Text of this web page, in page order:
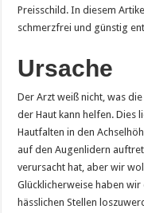
Preisschild. In diesem
schmerzfrei und günstig
Ursache
Der Arzt weiß nicht, was
der Haut kann helfen. Dies
Hautfalten in den
auf den Augenlidern
verursacht hat, aber wir
Glücklicherweise haben
hässlichen Stellen